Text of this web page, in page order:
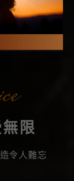
限
令人難忘